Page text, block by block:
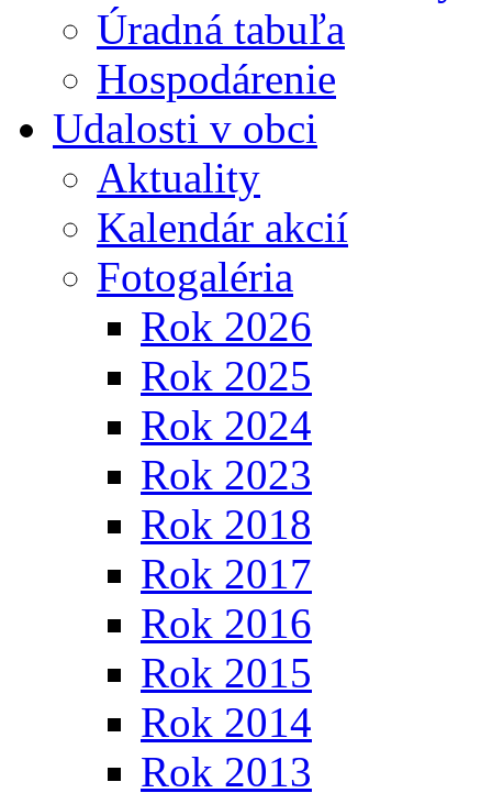
Úradná tabuľa
Hospodárenie
Udalosti v obci
Aktuality
Kalendár akcií
Fotogaléria
Rok 2026
Rok 2025
Rok 2024
Rok 2023
Rok 2018
Rok 2017
Rok 2016
Rok 2015
Rok 2014
Rok 2013